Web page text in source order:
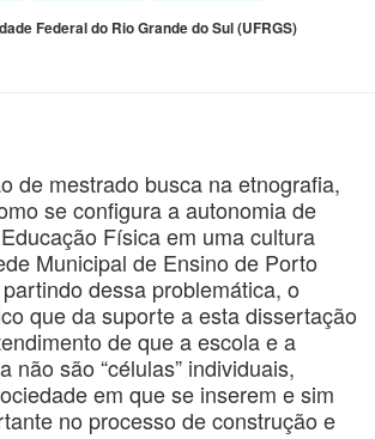
Federal do Rio Grande do Sul (UFRGS)
de mestrado busca na etnografia,
se configura a autonomia de
Física em uma cultura
Municipal de Ensino de Porto
dessa problemática, o
que da suporte a esta dissertação
de que a escola e a
não são “células” individuais,
em que se inserem e sim
no processo de construção e